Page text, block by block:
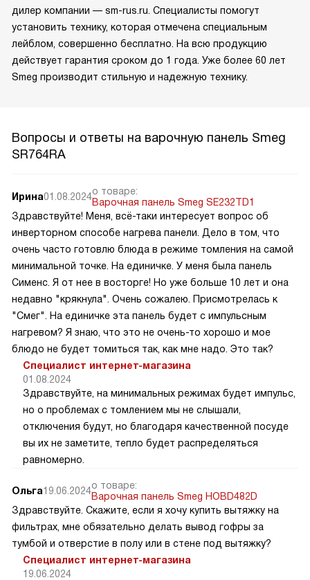
дилер компании — sm-rus.ru. Специалисты помогут
установить технику, которая отмечена специальным
лейблом, совершенно бесплатно. На всю продукцию
действует гарантия сроком до 1 года. Уже более 60 лет
Smeg производит стильную и надежную технику.
Вопросы и ответы на варочную панель Smeg
SR764RA
Ирина01.08.2024о товаре:
Варочная панель Smeg SE232TD1
Здравствуйте! Меня, всё-таки интересует вопрос об
инверторном способе нагрева панели. Дело в том, что
очень часто готовлю блюда в режиме томления на самой
минимальной точке. На единичке. У меня была панель
Сименс. Я от нее в восторге! Но уже больше 10 лет и она
недавно "крякнула". Очень сожалею. Присмотрелась к
"Смег". На единичке эта панель будет с импульсным
нагревом? Я знаю, что это не очень-то хорошо и мое
блюдо не будет томиться так, как мне надо. Это так?
Специалист интернет-магазина
01.08.2024
Здравствуйте, на минимальных режимах будет импульс,
но о проблемах с томлением мы не слышали,
отключения будут, но благодаря качественной посуде
вы их не заметите, тепло будет распределяться
равномерно.
Ольга19.06.2024о товаре:
Варочная панель Smeg HOBD482D
Здравствуйте. Скажите, если я хочу купить вытяжку на
фильтрах, мне обязательно делать вывод гофры за
тумбой и отверстие в полу или в стене под вытяжку?
Специалист интернет-магазина
19.06.2024